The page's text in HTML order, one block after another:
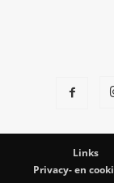
Links
Privacy- en